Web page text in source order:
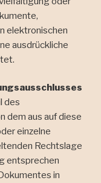
elektronischen
ausdrückliche
des
dem aus auf diese
einzelne
Rechtslage
entsprechen
in